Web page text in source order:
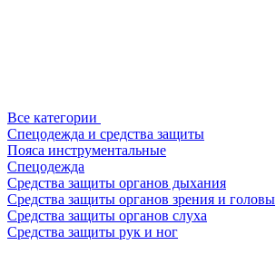
Все категории
Спецодежда и средства защиты
Пояса инструментальные
Спецодежда
Средства защиты органов дыхания
Средства защиты органов зрения и головы
Средства защиты органов слуха
Средства защиты рук и ног